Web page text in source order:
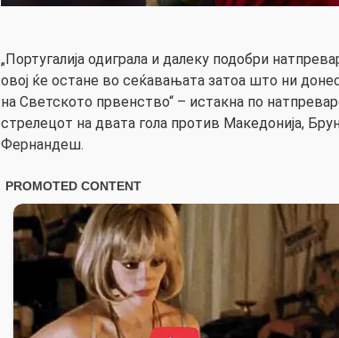
„Португалија одиграла и далеку подобри
овој ќе остане во сеќавањата затоа што ни
на Светското првенство“ – истакна по
стрелецот на двата гола против Македонија,
Фернандеш.